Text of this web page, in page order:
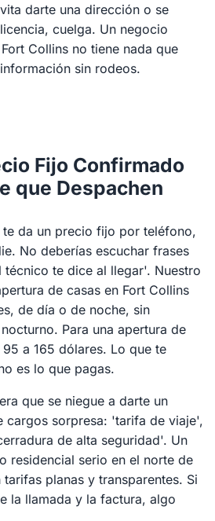
darte una dirección o se
cuelga. Un negocio
Collins no tiene nada que
sin rodeos.
Fijo Confirmado
que Despachen
da un precio fijo por teléfono,
No deberías escuchar frases
te dice al llegar'. Nuestro
de casas en Fort Collins
de día o de noche, sin
Para una apertura de
a 165 dólares. Lo que te
es lo que pagas.
que se niegue a darte un
cargos sorpresa: 'tarifa de viaje',
de alta seguridad'. Un
residencial serio en el norte de
planas y transparentes. Si
la llamada y la factura, algo